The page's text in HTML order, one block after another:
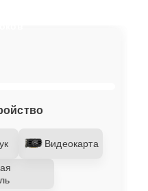
Видеокарта